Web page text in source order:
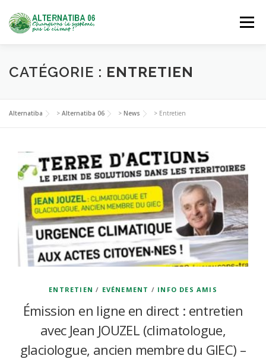
contenu
Menu
NOUS DÉCOUVRIR AGIR SE FORMER
NOUS REJOINDRE
CATÉGORIE : ENTRETIEN
Alternatiba > Alternatiba 06 > News > Entretien
ENTRETIEN / EVÉNEMENT / INFO DES AMIS
Émission en ligne en direct : entretien
avec Jean JOUZEL (climatologue,
glaciologue, ancien membre du GIEC) –